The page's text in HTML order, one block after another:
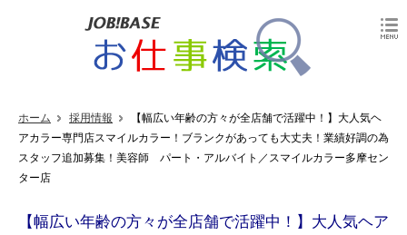
ホーム 採用情報
【幅広い年齢の方々が全店舗で活躍中！】大人気ヘ
アカラー専門店スマイルカラー！ブランクがあっても大丈夫！業績好調の為
スタッフ追加募集！美容師 パート・アルバイト／スマイルカラー多摩セン
ター店
【幅広い年齢の方々が全店舗で活躍中！】大人気ヘア